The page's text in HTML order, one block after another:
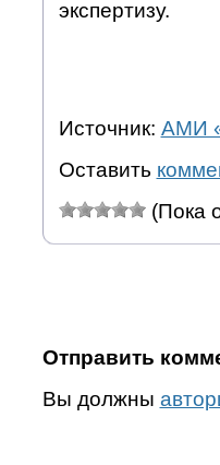
экспертизу.
Источник: АМИ
Оставить
(Пока
Отправить
Вы должны